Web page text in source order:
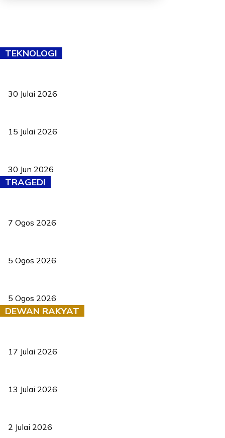
TEKNOLOGI
30 Julai 2026
15 Julai 2026
30 Jun 2026
TRAGEDI
7 Ogos 2026
5 Ogos 2026
5 Ogos 2026
DEWAN RAKYAT
17 Julai 2026
13 Julai 2026
2 Julai 2026